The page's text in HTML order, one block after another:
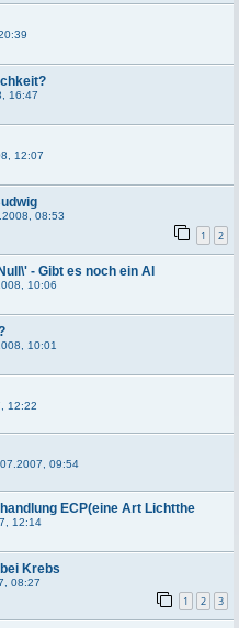
16:47
12:07
08:53
1 2
- Gibt es noch ein Al
10:06
10:01
12:22
09:54
ECP(eine Art Lichtthe
12:14
Krebs
08:27
1 2 3